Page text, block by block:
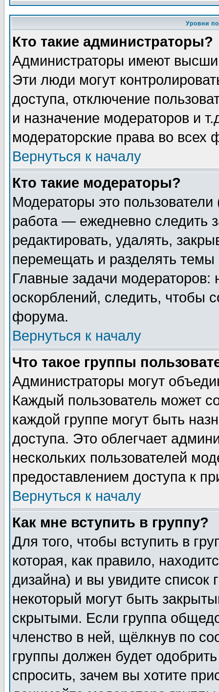
Уровни
Кто такие администраторы?
Администраторы имеют
Эти люди могут
доступа, отключение
и назначение модераторов и
модераторские права во всех
Вернуться к началу
Кто такие модераторы?
Модераторы это
работа — ежедневно следить
редактировать, удалять,
перемещать и разделять
Главные задачи
оскорблений, следить, чтобы
форума.
Вернуться к началу
Что такое группы
Администраторы могут
Каждый пользователь может
каждой группе могут быть
доступа. Это облегчает
нескольких пользователей
предоставлением доступа к
Вернуться к началу
Как мне вступить в группу?
Для того, чтобы вступить в
которая, как правило,
дизайна) и вы увидите список
некоторый могут быть
скрытыми. Если группа
членство в ней, щёлкнув по
группы должен будет
спросить, зачем вы хотите